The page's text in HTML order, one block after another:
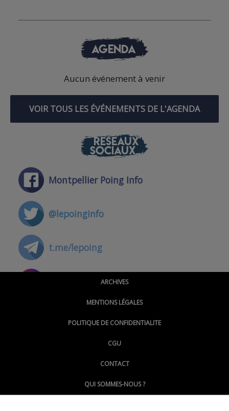
AGENDA
Aucun événement à venir
VOIR TOUS LES ÉVÉNEMENTS DE L'AGENDA
RÉSEAUX
SOCIAUX
Montpellier Poing Info
@lepoinginfo
t.me/lepoing
@montpellierpoinginfo
@LePoingMontpellier
ARCHIVES
MENTIONS LÉGALES
POLITIQUE DE CONFIDENTIALITE
CGU
CONTACT
QUI SOMMES-NOUS ?